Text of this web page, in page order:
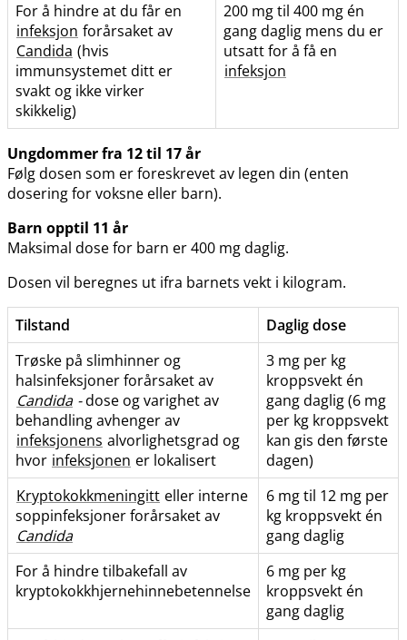
For å hindre at du får en
infeksjon forårsaket av
Candida (hvis
immunsystemet ditt er
svakt og ikke virker
skikkelig)
200 mg til 400 mg én
gang daglig mens du er
utsatt for å få en
infeksjon
Ungdommer fra 12 til 17 år
Følg dosen som er foreskrevet av legen din (enten
dosering for voksne eller barn).
Barn opptil 11 år
Maksimal dose for barn er 400 mg daglig.
Dosen vil beregnes ut ifra barnets vekt i kilogram.
Tilstand
Daglig dose
Trøske på slimhinner og
halsinfeksjoner forårsaket av
Candida -dose og varighet av
behandling avhenger av
infeksjonens alvorlighetsgrad og
hvor infeksjonen er lokalisert
3 mg per kg
kroppsvekt én
gang daglig (6 mg
per kg kroppsvekt
kan gis den første
dagen)
Kryptokokkmeningitt eller interne
soppinfeksjoner forårsaket av
Candida
6 mg til 12 mg per
kg kroppsvekt én
gang daglig
For å hindre tilbakefall av
kryptokokkhjernehinnebetennelse
6 mg per kg
kroppsvekt én
gang daglig